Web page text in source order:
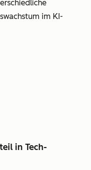
im KI-
in Tech-